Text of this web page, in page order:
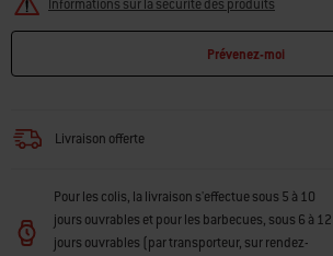
Informations sur la sécurité des produits
Prévenez-moi
Livraison offerte
Pour les colis, la livraison s'effectue sous 5 à 10
jours ouvrables et pour les barbecues, sous 6 à 12
jours ouvrables (par transporteur, sur rendez-